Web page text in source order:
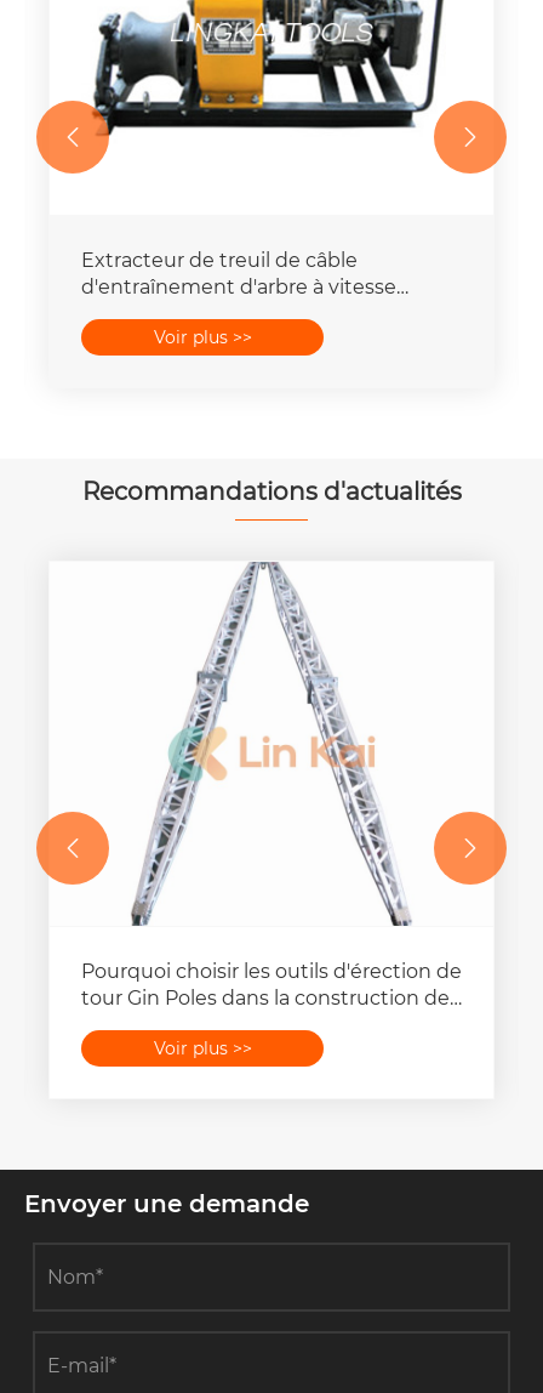
Extracteur de treuil de câble
d'entraînement d'arbre à vitesse
Voir plus >>
 
Recommandations d'actualités
Pourquoi choisir les outils d'érection de
tour Gin Poles dans la construction de
Voir plus >>
 
Envoyer une demande